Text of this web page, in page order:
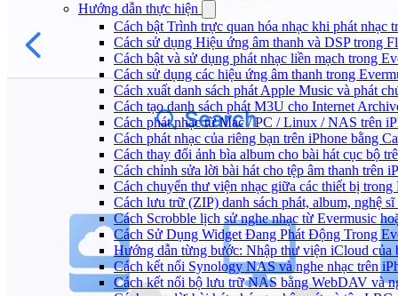
Hướng dẫn thực hiện
Cách bật Trình trực quan hóa nhạc khi phát nhạc
Cách sử dụng Hiệu ứng âm thanh và DSP trong
Cách bật và sử dụng phát nhạc liền mạch trong
Cách sử dụng các hiệu ứng âm thanh trong
Cách xuất danh sách phát Apple Music và phát
Cách tạo danh sách phát M3U cho Internet
Cách phát nhạc từ Mac / PC / Linux / NAS trên
Cách phát nhạc của riêng bạn trên iPhone bằng
Cách thay đổi ảnh bìa album cho bài hát cục bộ
Cách chỉnh sửa lời bài hát cho tệp âm thanh trên
Cách chuyển thư viện nhạc giữa các thiết bị
Cách lưu trữ (ZIP) danh sách phát, album, nghệ
Cách Scrobble lịch sử nghe nhạc từ Evermusic
Cách Sử Dụng Widget Đang Phát Động Trong
Hướng dẫn từng bước: Nhập thư viện iCloud của
Cách kết nối Synology NAS và nghe nhạc trên
Cách kết nối bộ lưu trữ NAS bằng WebDAV và